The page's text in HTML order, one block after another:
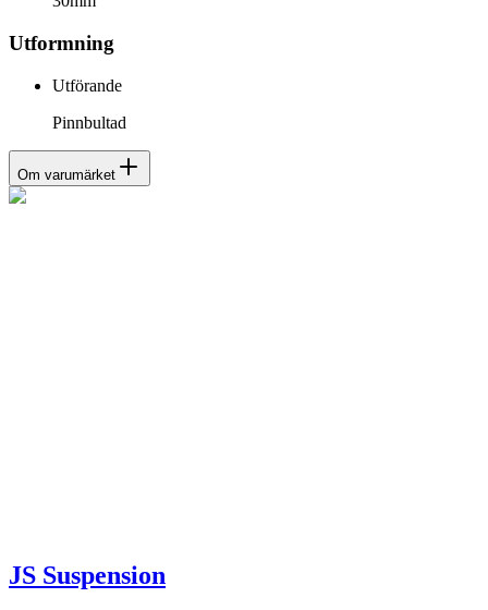
Utformning
Utförande
Pinnbultad
Om varumärket
JS Suspension